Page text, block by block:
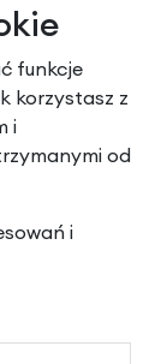
funkcje
korzystasz z
i
od
i